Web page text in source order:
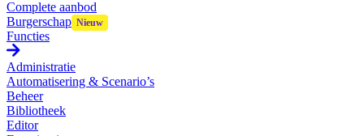
Complete aanbod
Burgerschap
Functies
Administratie
Automatisering & Scenario’s
Beheer
Bibliotheek
Editor